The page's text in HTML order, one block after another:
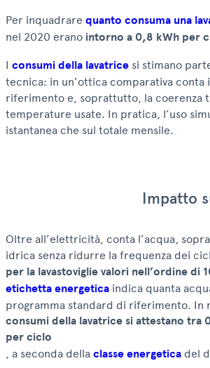
Per inquadrare quanto consuma una
nel 2020 erano intorno a 0,8 kWh per
I consumi della lavatrice si stimano
tecnica: in un’ottica comparativa
riferimento e, soprattutto, la coerenza
temperature usate. In pratica, l’uso
istantanea che sul totale mensile.
Impatto
Oltre all’elettricità, conta l’acqua,
idrica senza ridurre la frequenza dei
per la lavastoviglie valori nell’ordine di
etichetta energetica indica quanta
programma standard di riferimento. In
consumi della lavatrice si attestano tra
per ciclo
, a seconda della classe energetica del